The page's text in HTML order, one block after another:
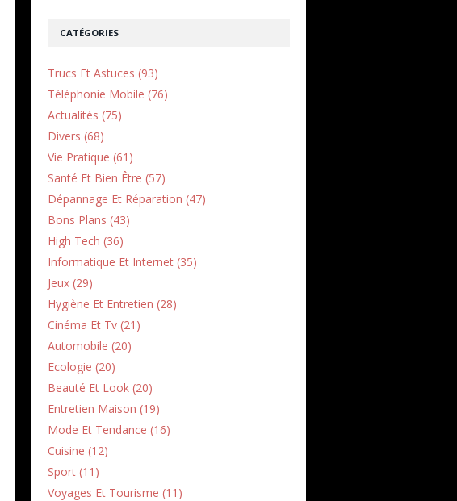
CATÉGORIES
Trucs Et Astuces (93)
Téléphonie Mobile (76)
Actualités (75)
Divers (68)
Vie Pratique (61)
Santé Et Bien Être (57)
Dépannage Et Réparation (47)
Bons Plans (43)
High Tech (36)
Informatique Et Internet (35)
Jeux (29)
Hygiène Et Entretien (28)
Cinéma Et Tv (21)
Automobile (20)
Ecologie (20)
Beauté Et Look (20)
Entretien Maison (19)
Mode Et Tendance (16)
Cuisine (12)
Sport (11)
Voyages Et Tourisme (11)